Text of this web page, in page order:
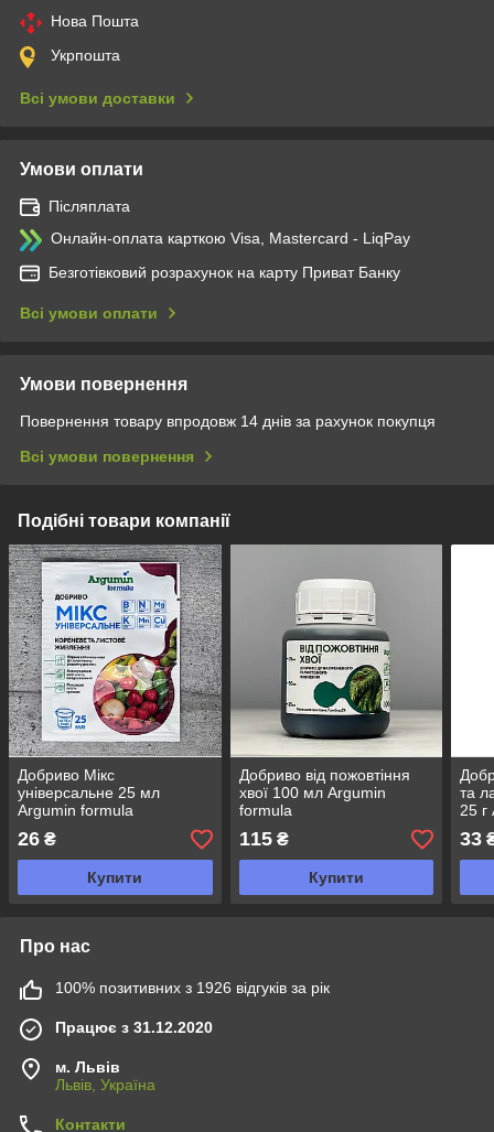
Нова Пошта
Укрпошта
Всі умови доставки
Умови оплати
Післяплата
Онлайн-оплата карткою Visa, Mastercard - LiqPay
Безготівковий розрахунок на карту Приват Банку
Всі умови оплати
Умови повернення
Повернення товару впродовж 14 днів за рахунок покупця
Всі умови повернення
Подібні товари компанії
Добриво Мікс
універсальне 25 мл
Argumin formula
26 ₴
Купити
Добриво від пожовтіння
хвої 100 мл Argumin
formula
115₴
Купити
та
25 г
33
Про нас
100% позитивних з 1926 відгуків за рік
Працює з 31.12.2020
м. Львів
Львів, Україна
Контакти